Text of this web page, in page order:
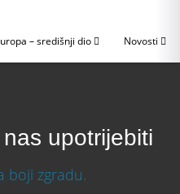
– središnji dio Novosti
upotrijebiti